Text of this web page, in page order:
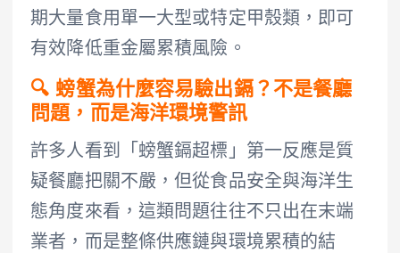
期大量食用單一大型或特定甲殼類，即可
有效降低重金屬累積風險。
🔍 螃蟹為什麼容易驗出鎘？不是餐廳
問題，而是海洋環境警訊
許多人看到「螃蟹鎘超標」第一反應是質
疑餐廳把關不嚴，但從食品安全與海洋生
態角度來看，這類問題往往不只出在末端
業者，而是整條供應鏈與環境累積的結